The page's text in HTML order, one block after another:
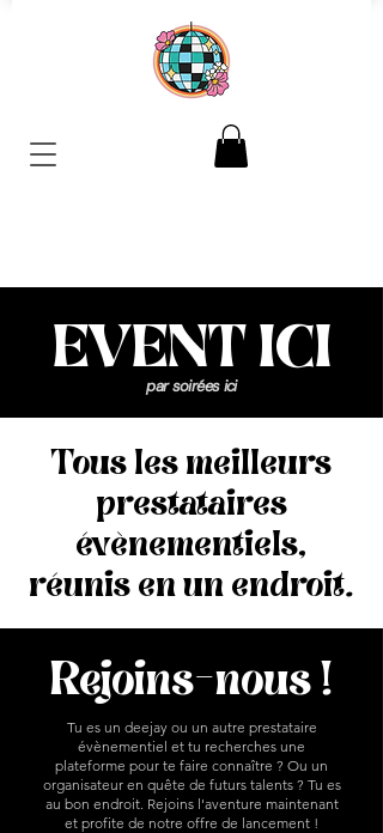
EVENT ICI
par soirées ici
Tous les meilleurs
prestataires
évènementiels,
réunis en un endroit.
Rejoins-nous !
Tu es un deejay ou un autre prestataire
évènementiel et tu recherches une
plateforme pour te faire connaître ? Ou un
organisateur en quête de futurs talents ? Tu es
au bon endroit. Rejoins l'aventure maintenant
et profite de notre offre de lancement !